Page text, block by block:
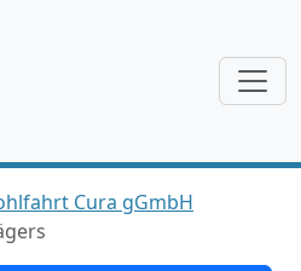
Cura gGmbH